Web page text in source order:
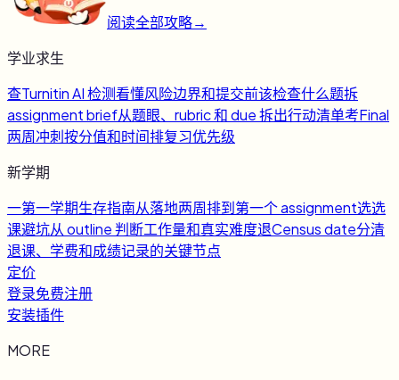
阅读全部攻略→
学业求生
查Turnitin AI 检测看懂风险边界和提交前该检查什么题拆
assignment brief从题眼、rubric 和 due 拆出行动清单考Final
两周冲刺按分值和时间排复习优先级
新学期
一第一学期生存指南从落地两周排到第一个 assignment选选
课避坑从 outline 判断工作量和真实难度退Census date分清
退课、学费和成绩记录的关键节点
定价
登录免费注册
安装插件
MORE